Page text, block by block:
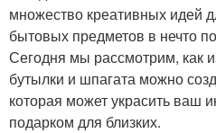
множество креативных идей
бытовых предметов в нечто
Сегодня мы рассмотрим, как
бутылки и шпагата можно
которая может украсить ваш
подарком для близких.